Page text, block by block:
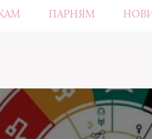
ПАРНЯМ